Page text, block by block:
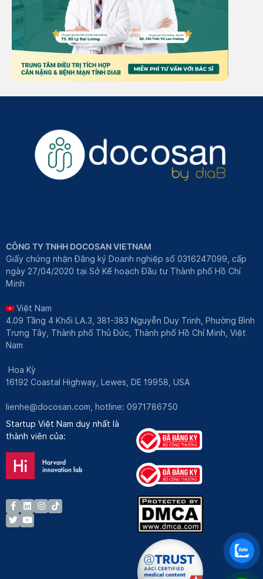
CÔNG TY TNHH DOCOSAN VIETNAM
Giấy chứng nhận Đăng ký Doanh nghiệp số 0316247099, cấp
ngày 27/04/2020 tại Sở Kế hoạch Đầu tư Thành phố Hồ Chí
Minh
Việt Nam
4.09 Tầng 4 Khối LA.3, 381-383 Nguyễn Duy Trinh, Phường Bình
Trưng Tây, Thành phố Thủ Đức, Thành phố Hồ Chí Minh, Việt
Nam
Hoa Kỳ
16192 Coastal Highway, Lewes, DE 19958, USA
lienhe@docosan.com , hotline: 0971786750
Startup Việt Nam duy nhất là
thành viên của: